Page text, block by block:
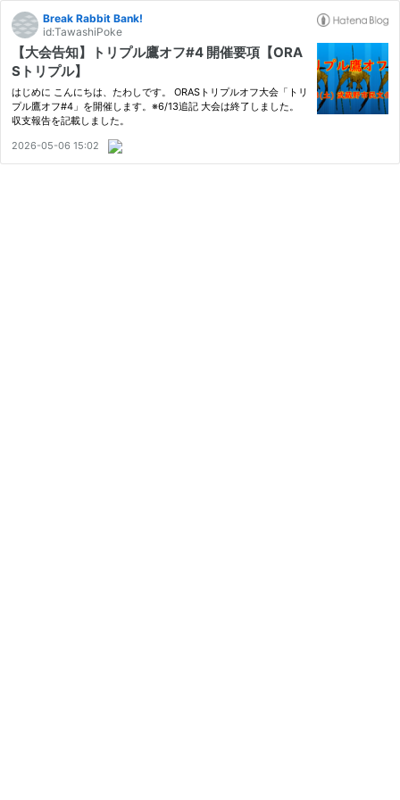
Break Rabbit Bank!
id:TawashiPoke
【大会告知】トリプル鷹オフ#4 開催要項【ORA
Sトリプル】
はじめに こんにちは、たわしです。 ORASトリプルオフ大会「トリ
プル鷹オフ#4」を開催します。※6/13追記 大会は終了しました。
収支報告を記載しました。
2026-05-06 15:02